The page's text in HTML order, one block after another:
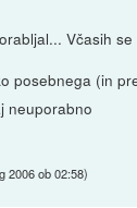
Včasih
posebnega (in
neuporabno
2006 ob 02:58)